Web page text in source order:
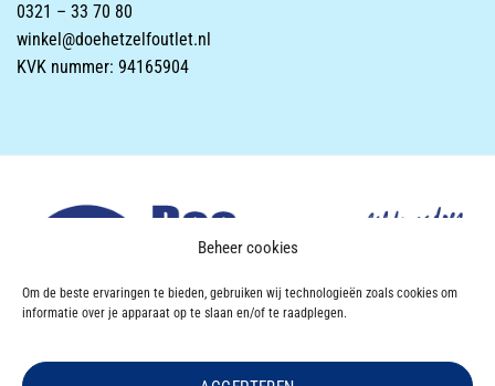
Beheer cookies
Om de beste ervaringen te bieden, gebruiken wij technologieën zoals cookies om
informatie over je apparaat op te slaan en/of te raadplegen.
0321 – 33 70 80
winkel@doehetzelfoutlet.nl
KVK nummer: 94165904